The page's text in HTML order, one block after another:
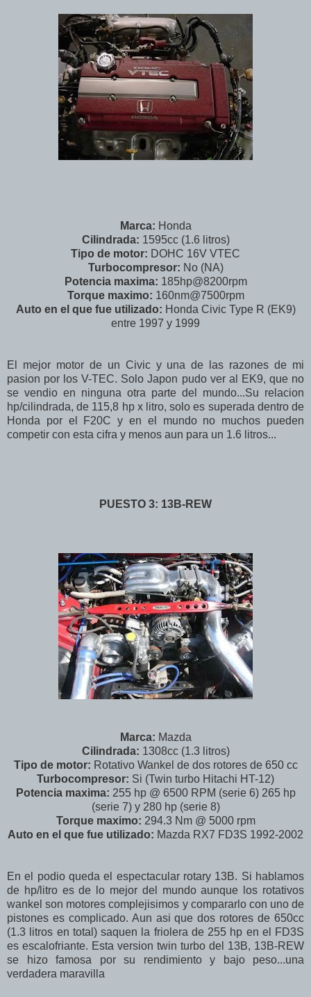
Marca: Honda
Cilindrada: 1595cc (1.6 litros)
Tipo de motor: DOHC 16V VTEC
Turbocompresor: No (NA)
Potencia maxima: 185hp@8200rpm
Torque maximo: 160nm@7500rpm
Auto en el que fue utilizado: Honda Civic Type R (EK9)
entre 1997 y 1999
El mejor motor de un Civic y una de las razones de mi
pasion por los V-TEC. Solo Japon pudo ver al EK9, que no
se vendio en ninguna otra parte del mundo...Su relacion
hp/cilindrada, de 115,8 hp x litro, solo es superada dentro de
Honda por el F20C y en el mundo no muchos pueden
competir con esta cifra y menos aun para un 1.6 litros...
PUESTO 3: 13B-REW
Marca: Mazda
Cilindrada: 1308cc (1.3 litros)
Tipo de motor: Rotativo Wankel de dos rotores de 650 cc
Turbocompresor: Si (Twin turbo Hitachi HT-12)
Potencia maxima: 255 hp @ 6500 RPM (serie 6) 265 hp
(serie 7) y 280 hp (serie 8)
Torque maximo: 294.3 Nm @ 5000 rpm
Auto en el que fue utilizado: Mazda RX7 FD3S 1992-2002
En el podio queda el espectacular rotary 13B. Si hablamos
de hp/litro es de lo mejor del mundo aunque los rotativos
wankel son motores complejisimos y compararlo con uno de
pistones es complicado. Aun asi que dos rotores de 650cc
(1.3 litros en total) saquen la friolera de 255 hp en el FD3S
es escalofriante. Esta version twin turbo del 13B, 13B-REW
se hizo famosa por su rendimiento y bajo peso...una
verdadera maravilla